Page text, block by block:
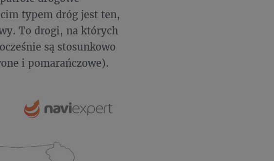
typem dróg jest ten,
To drogi, na których
są stosunkowo
i pomarańczowe).